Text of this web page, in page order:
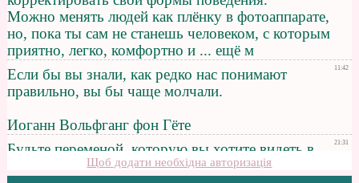
Щоб додати необхідна авторизація